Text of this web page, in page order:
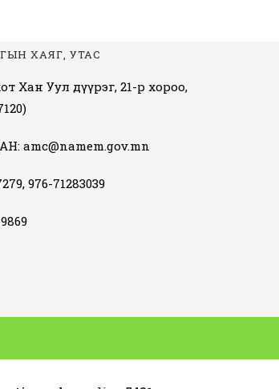
ХАЯГ, УТАС
Хан Уул дүүрэг, 21-р хороо,
amc@namem.gov.mn
976-71283039